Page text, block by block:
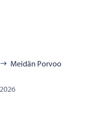
Meidän Porvoo